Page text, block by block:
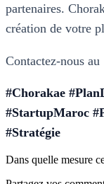
partenaires.
création de votre
Contactez-nous
#Chorakae
#StartupMaroc
#Stratégie
Dans quelle mesure